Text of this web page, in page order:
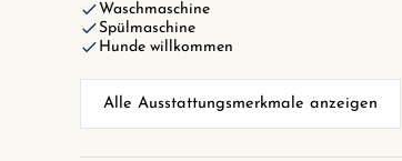
Waschmaschine
Spülmaschine
Hunde willkommen
Alle Ausstattungsmerkmale anzeigen